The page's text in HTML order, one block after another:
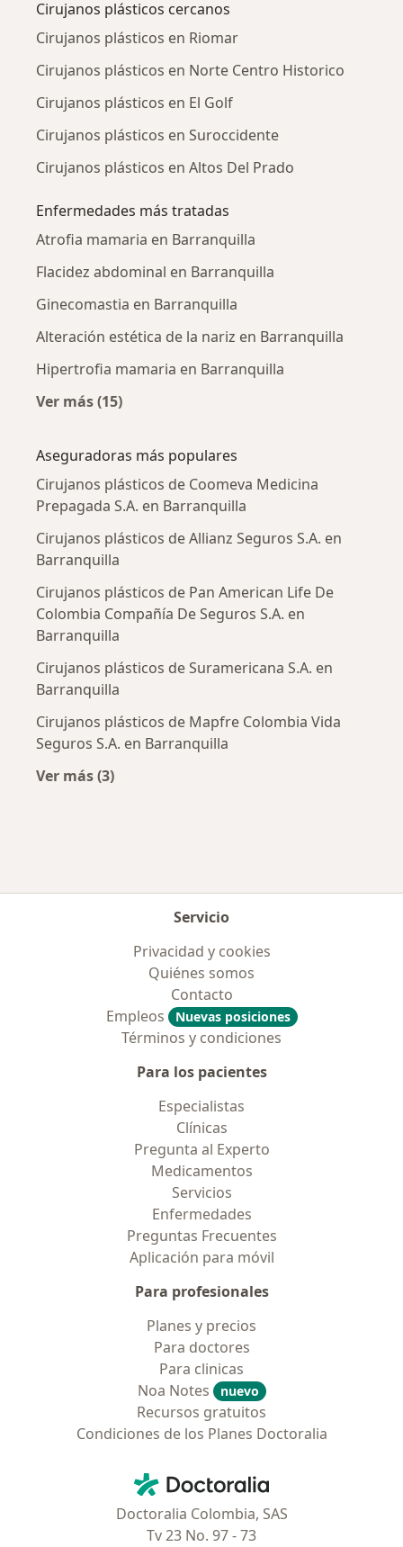
Cirujanos plásticos cercanos
Cirujanos plásticos en Riomar
Cirujanos plásticos en Norte Centro Historico
Cirujanos plásticos en El Golf
Cirujanos plásticos en Suroccidente
Cirujanos plásticos en Altos Del Prado
Enfermedades más tratadas
Atrofia mamaria en Barranquilla
Flacidez abdominal en Barranquilla
Ginecomastia en Barranquilla
Alteración estética de la nariz en Barranquilla
Hipertrofia mamaria en Barranquilla
Ver más (15)
Aseguradoras más populares
Cirujanos plásticos de Coomeva Medicina
Prepagada S.A. en Barranquilla
Cirujanos plásticos de Allianz Seguros S.A. en
Barranquilla
Cirujanos plásticos de Pan American Life De
Colombia Compañía De Seguros S.A. en
Barranquilla
Cirujanos plásticos de Suramericana S.A. en
Barranquilla
Cirujanos plásticos de Mapfre Colombia Vida
Seguros S.A. en Barranquilla
Ver más (3)
Servicio
Privacidad y cookies
Quiénes somos
Contacto
Empleos
Nuevas posiciones
Términos y condiciones
Para los pacientes
Especialistas
Clínicas
Pregunta al Experto
Medicamentos
Servicios
Enfermedades
Preguntas Frecuentes
Aplicación para móvil
Para profesionales
Planes y precios
Para doctores
Para clinicas
Noa Notes
nuevo
Recursos gratuitos
Condiciones de los Planes Doctoralia
Doctoralia - Página de inicio
Doctoralia Colombia, SAS
Tv 23 No. 97 - 73